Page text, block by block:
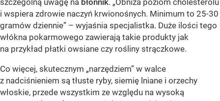
i wspiera zdrowie naczyń krwionośnych. Minimum to 25-30
gramów dziennie” – wyjaśnia specjalistka. Duże ilości tego
włókna pokarmowego zawierają takie produkty jak
na przykład płatki owsiane czy rośliny strączkowe.
Co więcej, skutecznym „narzędziem” w walce
z nadciśnieniem są tłuste ryby, siemię lniane i orzechy
włoskie, przede wszystkim ze względu na wysoką